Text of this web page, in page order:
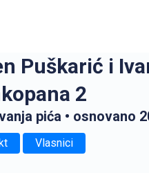
Puškarić i
2
pića • osnovano
Vlasnici